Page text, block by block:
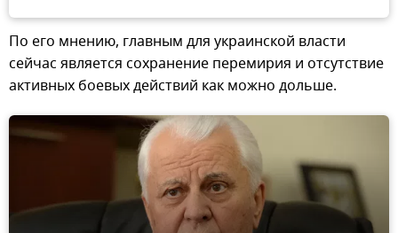
По его мнению, главным для украинской власти
сейчас является сохранение перемирия и отсутствие
активных боевых действий как можно дольше.